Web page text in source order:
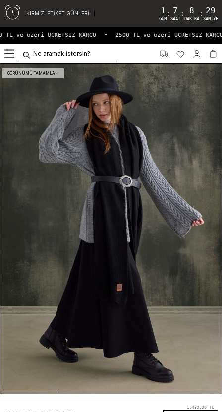
KIRMIZI ETİKET GÜNLERİ 1
GÜN
: 7
SAAT
: 8
DAKIKA
: 29
SANIYE
ve üzeri ÜCRETSİZ KARGO 2500 TL ve üzeri ÜCRETSİZ KARGO
GÖRÜNÜMÜ TAMAMLA
1.489,90TL